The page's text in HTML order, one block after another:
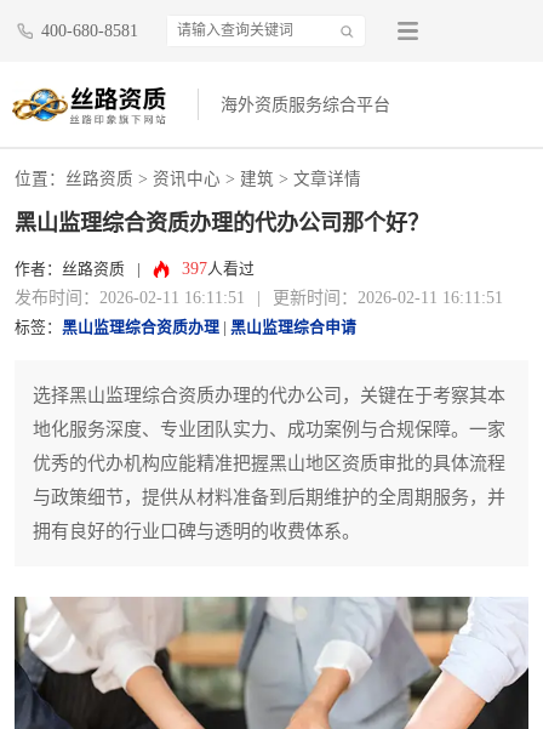
400-680-8581
海外资质服务综合平台
位置： 丝路资质 > 资讯中心 > 建筑 > 文章详情
黑山监理综合资质办理的代办公司那个好？
作者：丝路资质 397人看过
发布时间：2026-02-11 16:11:51 更新时间：2026-02-11 16:11:51
标签： 黑山监理综合资质办理 黑山监理综合申请
选择黑山监理综合资质办理的代办公司，关键在于考察其本
地化服务深度、专业团队实力、成功案例与合规保障。一家
优秀的代办机构应能精准把握黑山地区资质审批的具体流程
与政策细节，提供从材料准备到后期维护的全周期服务，并
拥有良好的行业口碑与透明的收费体系。